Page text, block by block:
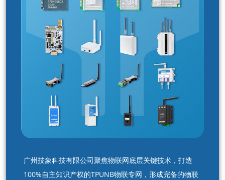
广州技象科技有限公司聚焦物联网底层关键技术，打造
100%自主知识产权的TPUNB物联专网，形成完备的物联